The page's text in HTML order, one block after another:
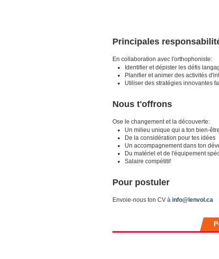
Principales
En collaboration avec l'orthophoniste:
Identifier et dépister les défis
Planifier et animer des activités
Utiliser des stratégies innovantes
Nous t'offrons
Ose le changement et la découverte:
Un milieu unique qui a ton bien-
De la considération pour tes idées
Un accompagnement dans ton
Du matériel et de l'équipement
Salaire compétitif
Pour postuler
Envoie-nous ton CV à info@lenvol.ca